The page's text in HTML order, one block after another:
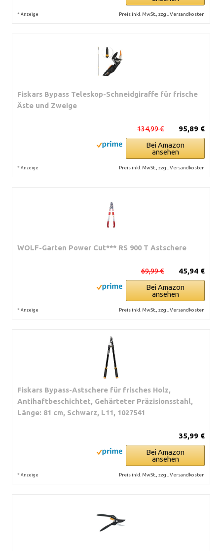
* Anzeige Preis inkl. MwSt., zzgl. Versandkosten
Fiskars Bypass Teleskop-Schneidgiraffe für frische
Äste und Zweige
95,89 €
134,99 €
Bei Amazon
ansehen
* Anzeige Preis inkl. MwSt., zzgl. Versandkosten
WOLF-Garten Power Cut*** RS 900 T Astschere
45,94 €
69,99 €
Bei Amazon
ansehen
* Anzeige Preis inkl. MwSt., zzgl. Versandkosten
Fiskars Bypass-Astschere für frisches Holz,
Antihaftbeschichtet, Gehärteter Präzisionsstahl,
Länge: 81 cm, Schwarz, L11, 1027541
35,99 €
Bei Amazon
ansehen
* Anzeige Preis inkl. MwSt., zzgl. Versandkosten